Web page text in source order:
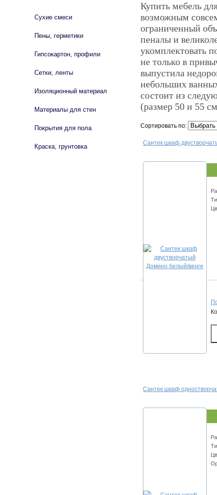
Купить мебель
возможным
ограниченный
пеналы и
укомплектовать
не только в
выпустила
небольших
состоит из
(размер 50 и 55
Сортировать по:
Сантек шкаф
Сантек шкаф
Сухие смеси
Пены, герметики
Гипсокартон, профили
Сетки, ленты
Изоляционный материал
Материалы для стен
Покрытия для пола
Краска, грунтовка